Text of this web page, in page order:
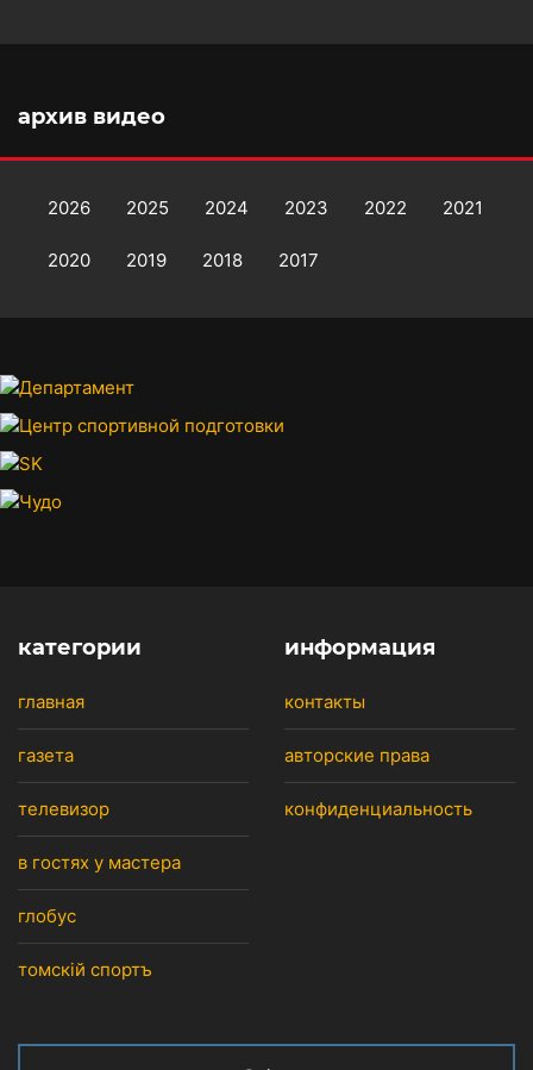
архив видео
2026 2025 2024 2023 2022 2021
2020 2019 2018 2017
категории
главная
газета
телевизор
в гостях у мастера
глобус
томскiй спортъ
информация
контакты
авторские права
конфиденциальность